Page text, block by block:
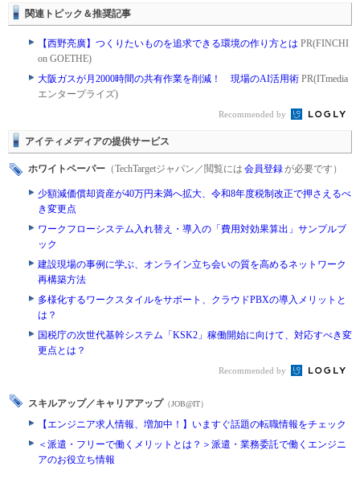
関連トピック＆推奨記事
【西野亮廣】つくりたいものを追求できる環境の作り方とは PR(FINCHI
on GOETHE)
大阪ガスが月2000時間の共有作業を削減！ 現場のAI活用術 PR(ITmedia
エンタープライズ)
Recommended by
アイティメディアの提供サービス
ホワイトペーパー （TechTargetジャパン／閲覧には 会員登録が必要です）
少額減価償却資産が40万円未満へ拡大、令和8年度税制改正で押さえるべ
き変更点
ワークフローシステム入れ替え・導入の「費用対効果算出」サンプルブ
ック
建設現場の事例に学ぶ、オンライン立ち会いの質を高めるネットワーク
再構築方法
多様化するワークスタイルをサポート、クラウドPBXの導入メリットと
は？
国税庁の次世代基幹システム「KSK2」稼働開始に向けて、対応すべき変
更点とは？
Recommended by
スキルアップ／キャリアアップ （JOB@IT）
【エンジニア求人情報、増加中！】いますぐ話題の転職情報をチェック
＜派遣・フリーで働くメリットとは？＞派遣・業務委託で働くエンジニ
アのお役立ち情報